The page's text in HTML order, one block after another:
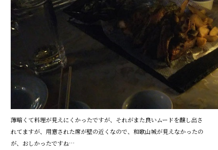
薄暗くて料理が見えにくかったですが、それがまた良いムードを醸し出さ
れてますが、用意された席が壁の近くなので、和歌山城が見えなかったの
が、おしかったですね…